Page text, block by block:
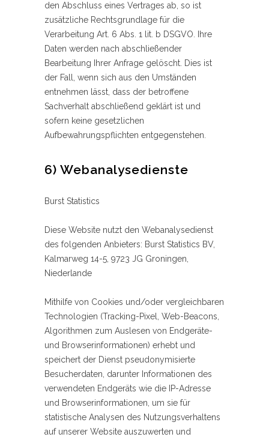
den Abschluss eines Vertrages ab, so ist
zusätzliche Rechtsgrundlage für die
Verarbeitung Art. 6 Abs. 1 lit. b DSGVO. Ihre
Daten werden nach abschließender
Bearbeitung Ihrer Anfrage gelöscht. Dies ist
der Fall, wenn sich aus den Umständen
entnehmen lässt, dass der betroffene
Sachverhalt abschließend geklärt ist und
sofern keine gesetzlichen
Aufbewahrungspflichten entgegenstehen.
6) Webanalysedienste
Burst Statistics
Diese Website nutzt den Webanalysedienst
des folgenden Anbieters: Burst Statistics BV,
Kalmarweg 14-5, 9723 JG Groningen,
Niederlande
Mithilfe von Cookies und/oder vergleichbaren
Technologien (Tracking-Pixel, Web-Beacons,
Algorithmen zum Auslesen von Endgeräte-
und Browserinformationen) erhebt und
speichert der Dienst pseudonymisierte
Besucherdaten, darunter Informationen des
verwendeten Endgeräts wie die IP-Adresse
und Browserinformationen, um sie für
statistische Analysen des Nutzungsverhaltens
auf unserer Website auszuwerten und